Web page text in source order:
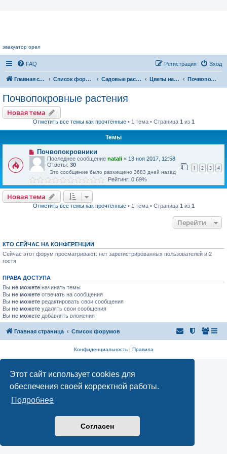
Этот сайт использует cookies для
обеспечения своей корректной работы.
Подробнее
Согласен
эвакуатор орел
FAQ Вход
Регистрация
Главная страница Список форумов Садовые растения Цветы нашего сада Почвопокровные растения
Почвопокровные растения
Новая тема
Отметить все темы как прочтённые• 1 тема • Страница 1 из 1
Темы
Почвопокровники
Последнее сообщение natali « 13 ноя 2017, 12:58
Ответы: 30 1 2 3 4
Это сообщение было размещено 3683 дней назад
Рейтинг: 0.69%
Новая тема
Отметить все темы как прочтённые• 1 тема • Страница 1 из 1
Перейти
КТО СЕЙЧАС НА КОНФЕРЕНЦИИ
Сейчас этот форум просматривают: нет зарегистрированных пользователей и 2
гостя
ПРАВА ДОСТУПА
Вы не можете начинать темы
Вы не можете отвечать на сообщения
Вы не можете редактировать свои сообщения
Вы не можете удалять свои сообщения
Вы не можете добавлять вложения
Главная страница Список форумов
Конфиденциальность| Правила